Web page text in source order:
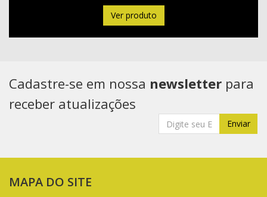
Ver produto
Cadastre-se em nossa newsletter para
receber atualizações
Enviar
MAPA DO SITE